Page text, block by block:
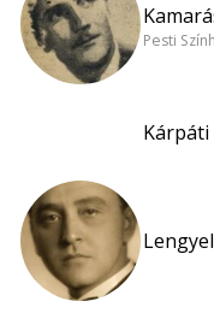
Pesti
Kárpáti